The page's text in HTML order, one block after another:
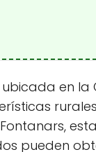
ubicada en
pueden